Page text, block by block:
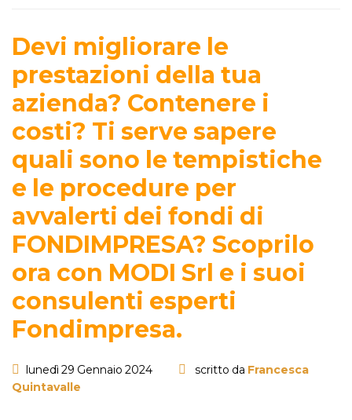
Devi migliorare le
prestazioni della tua
azienda? Contenere i
costi? Ti serve sapere
quali sono le tempistiche
e le procedure per
avvalerti dei fondi di
FONDIMPRESA? Scoprilo
ora con MODI Srl e i suoi
consulenti esperti
Fondimpresa.
lunedì 29 Gennaio 2024 scritto da Francesca
Quintavalle